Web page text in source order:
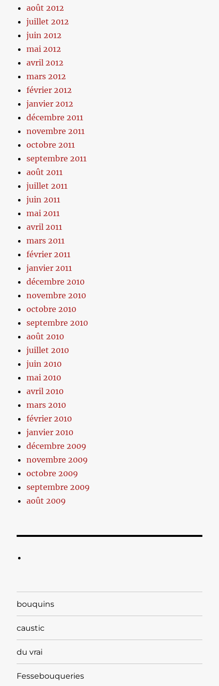
août 2012
juillet 2012
juin 2012
mai 2012
avril 2012
mars 2012
février 2012
janvier 2012
décembre 2011
novembre 2011
octobre 2011
septembre 2011
août 2011
juillet 2011
juin 2011
mai 2011
avril 2011
mars 2011
février 2011
janvier 2011
décembre 2010
novembre 2010
octobre 2010
septembre 2010
août 2010
juillet 2010
juin 2010
mai 2010
avril 2010
mars 2010
février 2010
janvier 2010
décembre 2009
novembre 2009
octobre 2009
septembre 2009
août 2009
bouquins
caustic
du vrai
Fessebouqueries